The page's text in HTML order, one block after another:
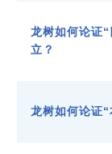
龙树如何论证
立？
龙树如何论证